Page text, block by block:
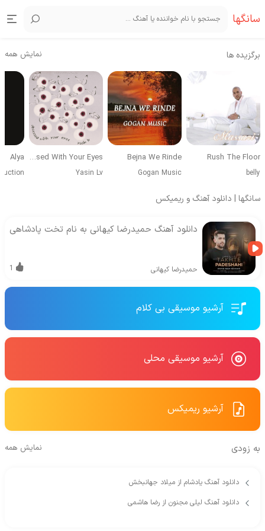
سانگها
برگزیده ها نمایش همه
Rush The Floor
belly
Bejna We Rinde
Gogan Music
Obsessed With Your Eyes
Yasin Lv
Alya
سانگها | دانلود آهنگ و ریمیکس
دانلود آهنگ حمیدرضا کیهانی به نام تخت پادشاهی
حمیدرضا کیهانی 1
آرشیو موسیقی بی کلام
آرشیو موسیقی محلی
آرشیو ریمیکس
به زودی نمایش همه
دانلود آهنگ یادشام از میلاد جهانبخش
دانلود آهنگ لیلی مجنون از رضا هاشمی